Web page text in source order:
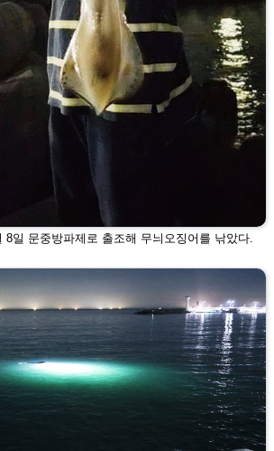
8일 문중방파제로 출조해 무늬오징어를 낚았다.